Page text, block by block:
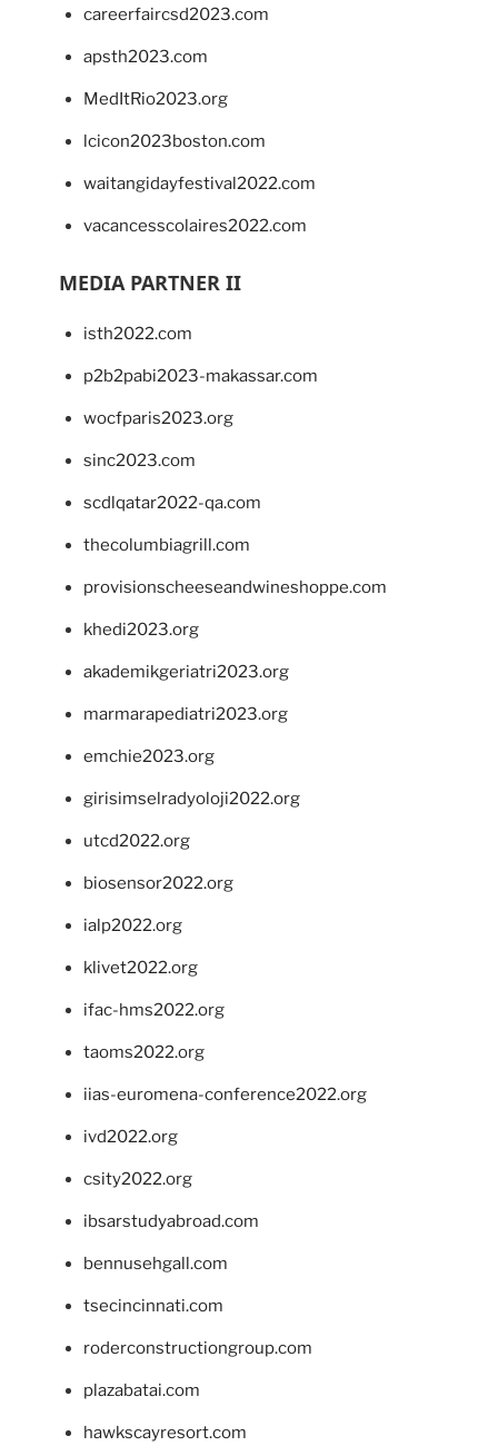
careerfaircsd2023.com
apsth2023.com
MedItRio2023.org
lcicon2023boston.com
waitangidayfestival2022.com
vacancesscolaires2022.com
MEDIA PARTNER II
isth2022.com
p2b2pabi2023-makassar.com
wocfparis2023.org
sinc2023.com
scdlqatar2022-qa.com
thecolumbiagrill.com
provisionscheeseandwineshoppe.com
khedi2023.org
akademikgeriatri2023.org
marmarapediatri2023.org
emchie2023.org
girisimselradyoloji2022.org
utcd2022.org
biosensor2022.org
ialp2022.org
klivet2022.org
ifac-hms2022.org
taoms2022.org
iias-euromena-conference2022.org
ivd2022.org
csity2022.org
ibsarstudyabroad.com
bennusehgall.com
tsecincinnati.com
roderconstructiongroup.com
plazabatai.com
hawkscayresort.com